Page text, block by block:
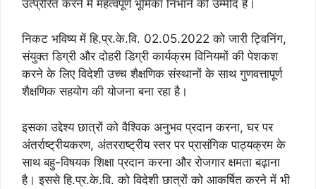
उत्प्रेरित करने में महत्वपूर्ण भूमिका निभाने की उम्मीद है।
निकट भविष्य में हि.प्र.के.वि. 02.05.2022 को जारी ट्विनिंग,
संयुक्त डिग्री और दोहरी डिग्री कार्यक्रम विनियमों की पेशकश
करने के लिए विदेशी उच्च शैक्षणिक संस्थानों के साथ गुणवत्तापूर्ण
शैक्षणिक सहयोग की योजना बना रहा है।
इसका उद्देश्य छात्रों को वैश्विक अनुभव प्रदान करना, घर पर
अंतर्राष्ट्रीयकरण, अंतरराष्ट्रीय स्तर पर प्रासंगिक पाठ्यक्रम के
साथ बहु-विषयक शिक्षा प्रदान करना और रोजगार क्षमता बढ़ाना
है। इससे हि.प्र.के.वि. को विदेशी छात्रों को आकर्षित करने में भी